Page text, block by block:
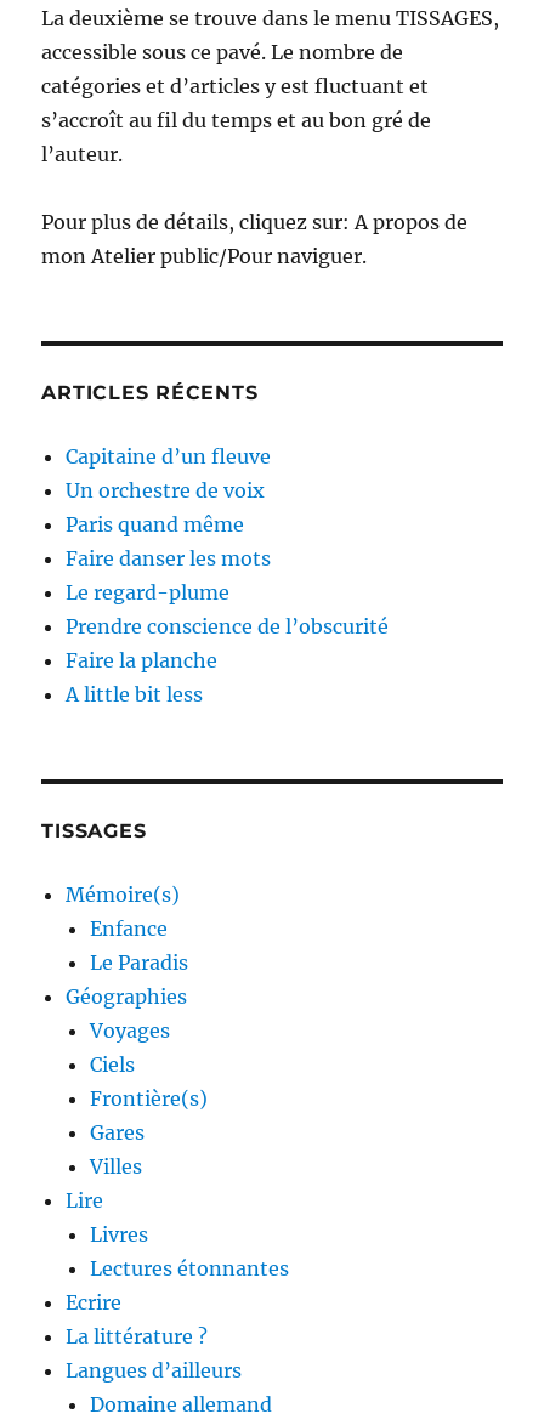
La deuxième se trouve dans le menu TISSAGES,
accessible sous ce pavé. Le nombre de
catégories et d’articles y est fluctuant et
s’accroît au fil du temps et au bon gré de
l’auteur.
Pour plus de détails, cliquez sur: A propos de
mon Atelier public/Pour naviguer.
ARTICLES RÉCENTS
Capitaine d’un fleuve
Un orchestre de voix
Paris quand même
Faire danser les mots
Le regard-plume
Prendre conscience de l’obscurité
Faire la planche
A little bit less
TISSAGES
Mémoire(s)
Enfance
Le Paradis
Géographies
Voyages
Ciels
Frontière(s)
Gares
Villes
Lire
Livres
Lectures étonnantes
Ecrire
La littérature ?
Langues d’ailleurs
Domaine allemand